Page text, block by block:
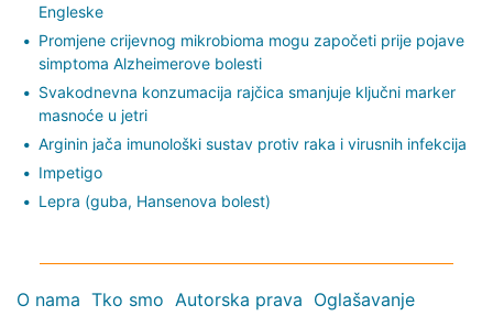
Engleske
Promjene crijevnog mikrobioma mogu započeti prije pojave
simptoma Alzheimerove bolesti
Svakodnevna konzumacija rajčica smanjuje ključni marker
masnoće u jetri
Arginin jača imunološki sustav protiv raka i virusnih infekcija
Impetigo
Lepra (guba, Hansenova bolest)
O nama Tko smo Autorska prava Oglašavanje